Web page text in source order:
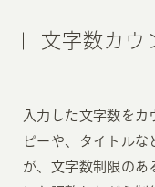
文字数カウ
入力した文字数をカ
ピーや、タイトル
が、文字数制限のあ